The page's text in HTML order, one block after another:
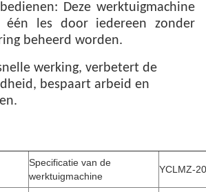
Deze werktuigmachine
één les door iedereen zonder
beheerd worden.
werking, verbetert de
bespaart arbeid en
Specificatie van de
werktuigmachine
YCLMZ-